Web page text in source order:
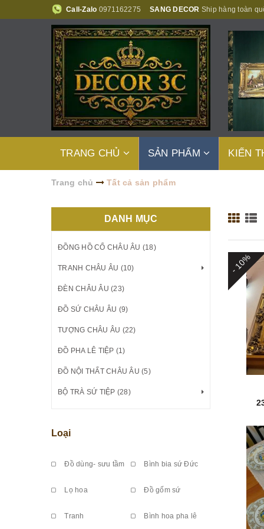
Call-Zalo 0971162275 SANG DECOR Ship hàng toàn
TRANG CHỦ SẢN PHẨM KIẾN
Trang chủ Tất cả sản phẩm
- 10%
DANH MỤC
ĐỒNG HỒ CỔ CHÂU ÂU (18)
TRANH CHÂU ÂU (10)
ĐÈN CHÂU ÂU (23)
ĐỒ SỨ CHÂU ÂU (9)
TƯỢNG CHÂU ÂU (22)
ĐỒ PHA LÊ TIỆP (1)
ĐỒ NỘI THẤT CHÂU ÂU (5)
BỘ TRÀ SỨ TIỆP (28)
Loại
Đồ dùng- sưu tầm Bình bia sứ Đức
Lọ hoa Đồ gốm sứ
Tranh Bình hoa pha lê